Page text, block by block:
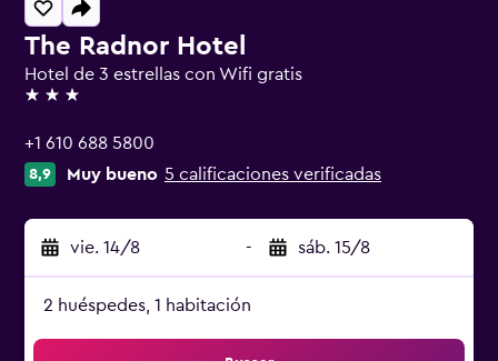
The Radnor Hotel
Hotel de 3 estrellas con Wifi gratis
3 estrellas
+1 610 688 5800
8,9 Muy bueno 5 calificaciones verificadas
vie. 14/8 - sáb. 15/8
2 huéspedes, 1 habitación